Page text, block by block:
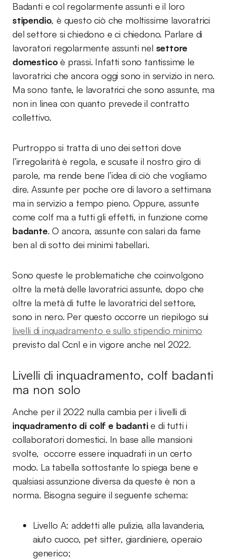
Badanti e col regolarmente assunti e il loro
stipendio, è questo ciò che moltissime lavoratrici
del settore si chiedono e ci chiedono. Parlare di
lavoratori regolarmente assunti nel settore
domesticoè prassi. Infatti sono tantissime le
lavoratrici che ancora oggi sono in servizio in nero.
Ma sono tante, le lavoratrici che sono assunte, ma
non in linea con quanto prevede il contratto
collettivo.
Purtroppo si tratta di uno dei settori dove
l’irregolarità è regola, e scusate il nostro giro di
parole, ma rende bene l’idea di ciò che vogliamo
dire. Assunte per poche ore di lavoro a settimana
ma in servizio a tempo pieno. Oppure, assunte
come colf ma a tutti gli effetti, in funzione come
badante. O ancora, assunte con salari da fame
ben al di sotto dei minimi tabellari.
Sono queste le problematiche che coinvolgono
oltre la metà delle lavoratrici assunte, dopo che
oltre la metà di tutte le lavoratrici del settore,
sono in nero. Per questo occorre un riepilogo sui
livelli di inquadramento e sullo stipendio minimo
previsto dal Ccnl e in vigore anche nel 2022.
Livelli di inquadramento, colf badanti
ma non solo
Anche per il 2022 nulla cambia per i livelli di
inquadramento di colf e badantie di tutti i
collaboratori domestici. In base alle mansioni
svolte, occorre essere inquadrati in un certo
modo. La tabella sottostante lo spiega bene e
qualsiasi assunzione diversa da queste è non a
norma. Bisogna seguire il seguente schema:
Livello A: addetti alle pulizie, alla lavanderia,
aiuto cuoco, pet sitter, giardiniere, operaio
generico;